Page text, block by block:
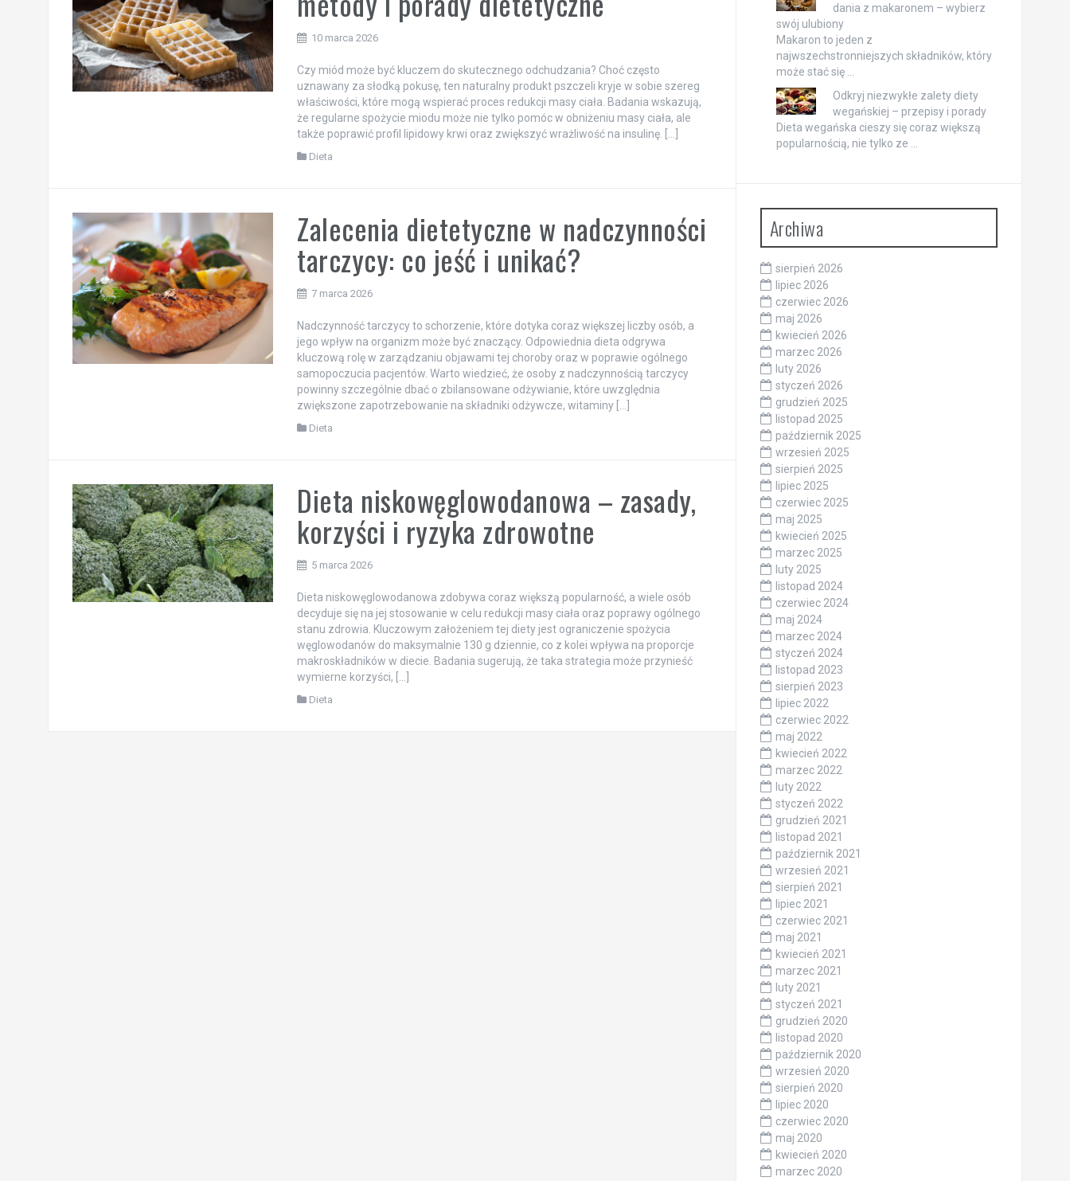
10 marca 2026
Czy miód może być kluczem do skutecznego odchudzania? Choć często
uznawany za słodką pokusę, ten naturalny produkt pszczeli kryje w sobie szereg
właściwości, które mogą wspierać proces redukcji masy ciała. Badania wskazują,
że regularne spożycie miodu może nie tylko pomóc w obniżeniu masy ciała, ale
także poprawić profil lipidowy krwi oraz zwiększyć wrażliwość na insulinę. […]
Dieta
Zalecenia dietetyczne w nadczynności
tarczycy: co jeść i unikać?
7 marca 2026
Nadczynność tarczycy to schorzenie, które dotyka coraz większej liczby osób, a
jego wpływ na organizm może być znaczący. Odpowiednia dieta odgrywa
kluczową rolę w zarządzaniu objawami tej choroby oraz w poprawie ogólnego
samopoczucia pacjentów. Warto wiedzieć, że osoby z nadczynnością tarczycy
powinny szczególnie dbać o zbilansowane odżywianie, które uwzględnia
zwiększone zapotrzebowanie na składniki odżywcze, witaminy […]
Dieta
Dieta niskowęglowodanowa – zasady,
korzyści i ryzyka zdrowotne
5 marca 2026
Dieta niskowęglowodanowa zdobywa coraz większą popularność, a wiele osób
decyduje się na jej stosowanie w celu redukcji masy ciała oraz poprawy ogólnego
stanu zdrowia. Kluczowym założeniem tej diety jest ograniczenie spożycia
węglowodanów do maksymalnie 130 g dziennie, co z kolei wpływa na proporcje
makroskładników w diecie. Badania sugerują, że taka strategia może przynieść
wymierne korzyści, […]
Dieta
dania z makaronem – wybierz
swój ulubiony
Makaron to jeden z
najwszechstronniejszych składników, który
może stać się …
Odkryj niezwykłe zalety diety
wegańskiej – przepisy i porady
Dieta wegańska cieszy się coraz większą
popularnością, nie tylko ze …
Archiwa
sierpień 2026
lipiec 2026
czerwiec 2026
maj 2026
kwiecień 2026
marzec 2026
luty 2026
styczeń 2026
grudzień 2025
listopad 2025
październik 2025
wrzesień 2025
sierpień 2025
lipiec 2025
czerwiec 2025
maj 2025
kwiecień 2025
marzec 2025
luty 2025
listopad 2024
czerwiec 2024
maj 2024
marzec 2024
styczeń 2024
listopad 2023
sierpień 2023
lipiec 2022
czerwiec 2022
maj 2022
kwiecień 2022
marzec 2022
luty 2022
styczeń 2022
grudzień 2021
listopad 2021
październik 2021
wrzesień 2021
sierpień 2021
lipiec 2021
czerwiec 2021
maj 2021
kwiecień 2021
marzec 2021
luty 2021
styczeń 2021
grudzień 2020
listopad 2020
październik 2020
wrzesień 2020
sierpień 2020
lipiec 2020
czerwiec 2020
maj 2020
kwiecień 2020
marzec 2020